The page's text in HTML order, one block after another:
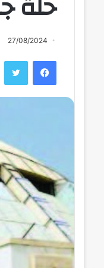
27/08/2024
فيسبوك